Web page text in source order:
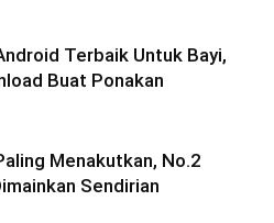
Terbaik Untuk Bayi,
Buat Ponakan
Menakutkan, No.2
Sendirian